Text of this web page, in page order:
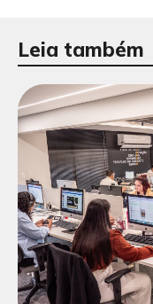
Leia também